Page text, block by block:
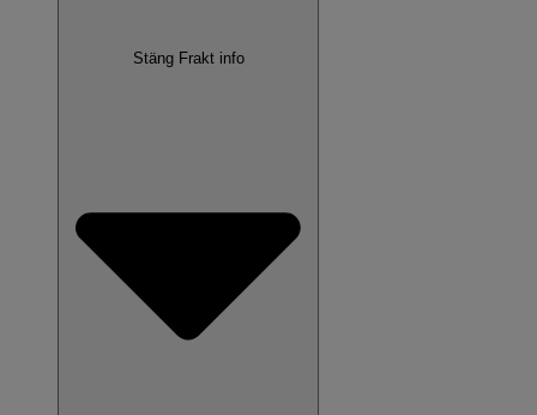
Stäng Frakt info